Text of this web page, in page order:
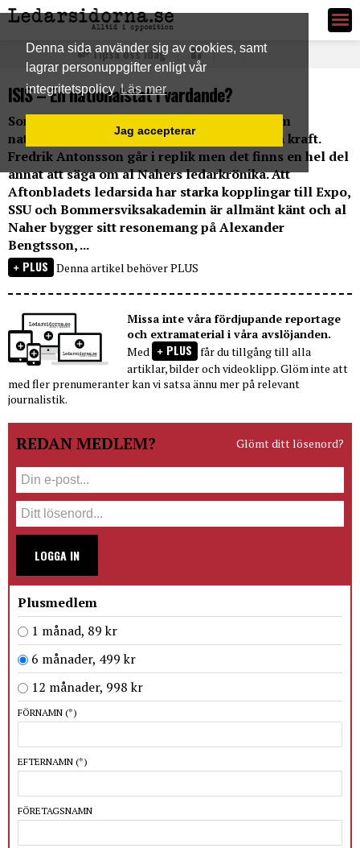
Denna sida använder sig av cookies, samt
lagrar personuppgifter enligt vår
integritetspolicyLäs mer
Jag accepterar
Ledarsidorna.se
Tipsa oss idag
ISIS – En nationalstat i vardande?
Somar al Naher, Aftonbladet, skriver idag om
nationalismens, som hon menar, destruktiva kraft.
Fredrik Antonsson går i replik men det finns en hel del
annat att säga om al Nahers ledarkrönika. Att
Aftonbladets ledarsida har starka kopplingar till Expo,
SSU och Bommersviksakademin är allmänt känt och al
Naher bygger sitt resonemang på Alexander
Bengtsson, ...
PLUS Denna artikel behöver PLUS
Missa inte våra fördjupande reportage
och extramaterial i våra avslöjanden.
Med
PLUS får du tillgång till alla
artiklar, bilder och videoklipp. Glöm inte att
med fler prenumeranter kan vi satsa ännu mer på relevant
journalistik.
REDAN MEDLEM? Glömt ditt lösenord?
LOGGA IN
Plusmedlem
1 månad, 89 kr
6 månader, 499 kr
12 månader, 998 kr
FÖRNAMN (*)
EFTERNAMN (*)
FÖRETAGSNAMN